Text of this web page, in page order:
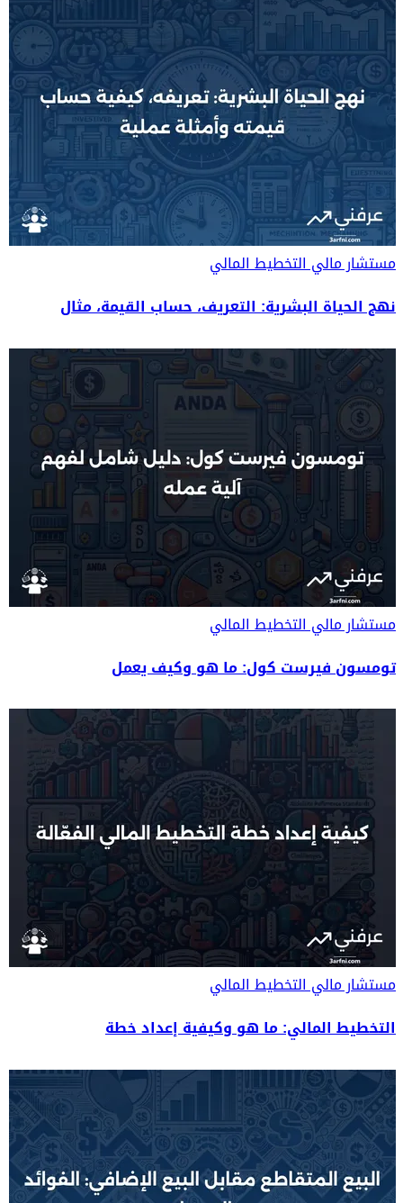
مستشار ماليالتخطيط المالي
نهج الحياة البشرية: التعريف، حساب القيمة، مثال
مستشار ماليالتخطيط المالي
تومسون فيرست كول: ما هو وكيف يعمل
مستشار ماليالتخطيط المالي
التخطيط المالي: ما هو وكيفية إعداد خطة